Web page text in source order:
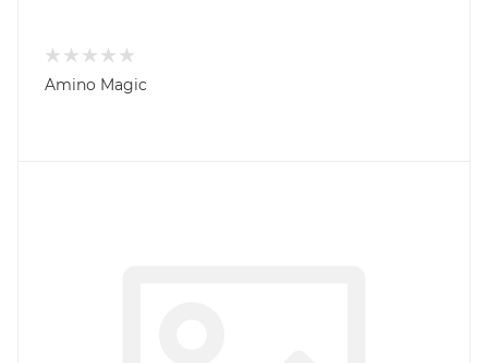
Amino Magic